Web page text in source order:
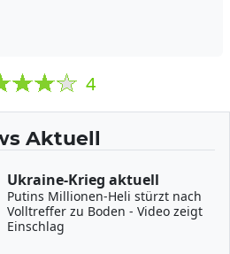
4
Aktuell
Ukraine-Krieg aktuell
Putins Millionen-Heli stürzt nach
Volltreffer zu Boden - Video zeigt
Einschlag